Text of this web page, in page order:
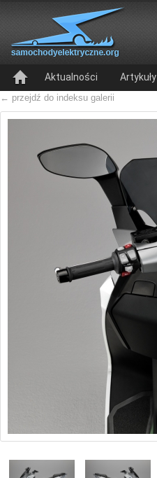
Aktualności Artykuły
← przejdź do indeksu galerii